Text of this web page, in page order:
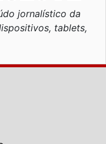
jornalístico da
tablets,